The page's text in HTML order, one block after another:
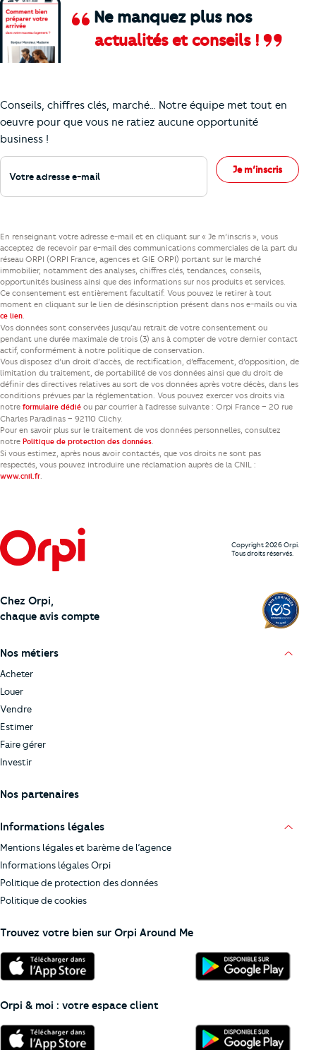
Ne manquez plus nos
actualités et conseils !
Conseils, chiffres clés, marché… Notre équipe met tout en
oeuvre pour que vous ne ratiez aucune opportunité
business !
Votre adresse e-mail
Je m’inscris
En renseignant votre adresse e-mail et en cliquant sur « Je m’inscris », vous
acceptez de recevoir par e-mail des communications commerciales de la part du
réseau ORPI (ORPI France, agences et GIE ORPI) portant sur le marché
immobilier, notamment des analyses, chiffres clés, tendances, conseils,
opportunités business ainsi que des informations sur nos produits et services.
Ce consentement est entièrement facultatif. Vous pouvez le retirer à tout
moment en cliquant sur le lien de désinscription présent dans nos e-mails ou via
ce lien.
Vos données sont conservées jusqu’au retrait de votre consentement ou
pendant une durée maximale de trois (3) ans à compter de votre dernier contact
actif, conformément à notre politique de conservation.
Vous disposez d’un droit d’accès, de rectification, d’effacement, d’opposition, de
limitation du traitement, de portabilité de vos données ainsi que du droit de
définir des directives relatives au sort de vos données après votre décès, dans les
conditions prévues par la réglementation. Vous pouvez exercer vos droits via
notre formulaire dédié ou par courrier à l’adresse suivante : Orpi France – 20 rue
Charles Paradinas – 92110 Clichy.
Pour en savoir plus sur le traitement de vos données personnelles, consultez
notre Politique de protection des données.
Si vous estimez, après nous avoir contactés, que vos droits ne sont pas
respectés, vous pouvez introduire une réclamation auprès de la CNIL :
www.cnil.fr.
Copyright 2026 Orpi.
Tous droits réservés.
Chez Orpi,
chaque avis compte
Nos métiers
Acheter
Louer
Vendre
Estimer
Faire gérer
Investir
Nos partenaires
Informations légales
Mentions légales et barème de l’agence
Informations légales Orpi
Politique de protection des données
Politique de cookies
Trouvez votre bien sur Orpi Around Me
Orpi & moi : votre espace client